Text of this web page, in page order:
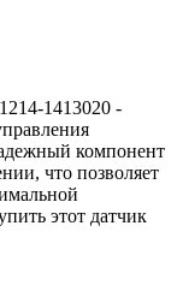
1413020 -
компонент
что позволяет
этот датчик